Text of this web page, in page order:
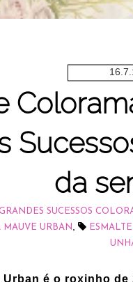
da
SUCESSOS
MAUVE URBAN
Urban é o roxinho